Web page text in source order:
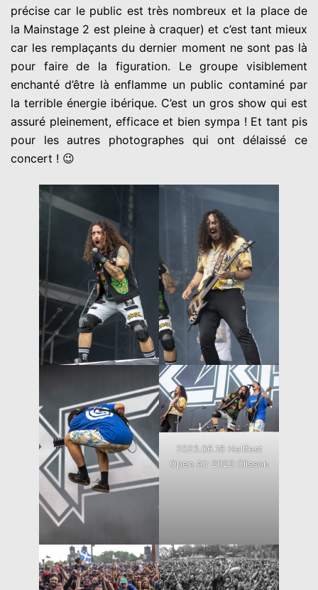
précise car le public est très nombreux et la place de
la Mainstage 2 est pleine à craquer) et c’est tant mieux
car les remplaçants du dernier moment ne sont pas là
pour faire de la figuration. Le groupe visiblement
enchanté d’être là enflamme un public contaminé par
la terrible énergie ibérique. C’est un gros show qui est
assuré pleinement, efficace et bien sympa ! Et tant pis
pour les autres photographes qui ont délaissé ce
concert ! 😉
2023.06.18 Hellfest
Open Air 2023 Clisson